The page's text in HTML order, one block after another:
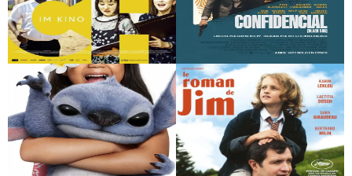
Living Bach
Confidencial [Black
Bag]